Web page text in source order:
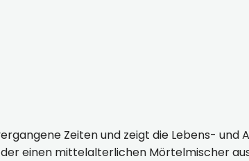
Zeiten und zeigt die Lebens-
einen mittelalterlichen Mörtelmischer